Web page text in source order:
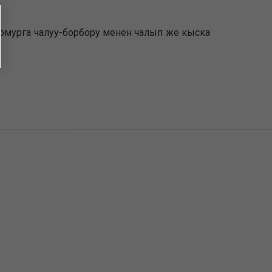
чалуу-борбору менен чалып же кыска